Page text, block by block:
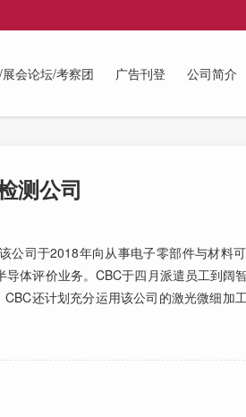
会论坛/考察团 广告刊登 公司简介
测公司
司于2018年向从事电子零部件与材料
体评价业务。CBC于四月派遣员工到阔
还计划充分运用该公司的激光微细加